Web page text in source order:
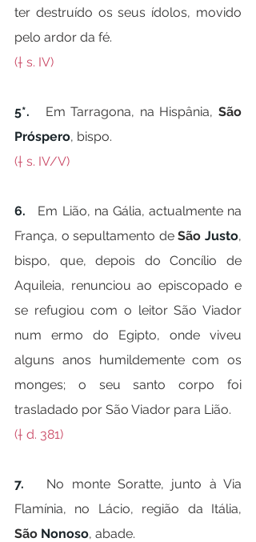
ter destruído os seus ídolos, movido
pelo ardor da fé.
(† s. IV)
5*. Em Tarragona, na Hispânia,
Próspero, bispo.
(† s. IV/V)
6. Em Lião, na Gália, actualmente na
França, o sepultamento de São Justo,
bispo, que, depois do Concílio de
Aquileia, renunciou ao episcopado e
se refugiou com o leitor São Viador
num ermo do Egipto, onde viveu
alguns anos humildemente com os
monges; o seu santo corpo foi
trasladado por São Viador para Lião.
(† d. 381)
7. No monte Soratte, junto à Via
São Nonoso, abade.